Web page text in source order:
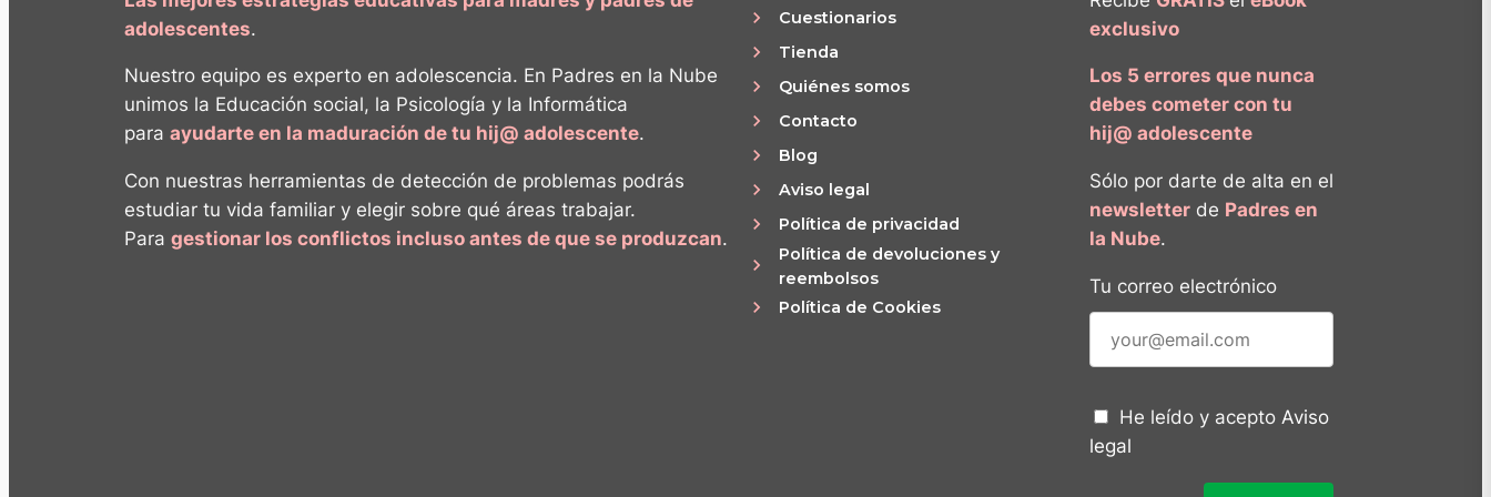
adolescentes.
Nuestro equipo es experto en adolescencia. En Padres en la Nube
unimos la Educación social, la Psicología y la Informática
para ayudarte en la maduración de tu hij@ adolescente.
Con nuestras herramientas de detección de problemas podrás
estudiar tu vida familiar y elegir sobre qué áreas trabajar.
Para gestionar los conflictos incluso antes de que se produzcan.
Cuestionarios
Tienda
Quiénes somos
Contacto
Blog
Aviso legal
Política de privacidad
Política de devoluciones y
reembolsos
Política de Cookies
exclusivo
Los 5 errores que nunca
debes cometer con tu
hij@ adolescente
Sólo por darte de alta en el
newsletter de Padres en
la Nube.
Tu correo electrónico
He leído y acepto Aviso
legal